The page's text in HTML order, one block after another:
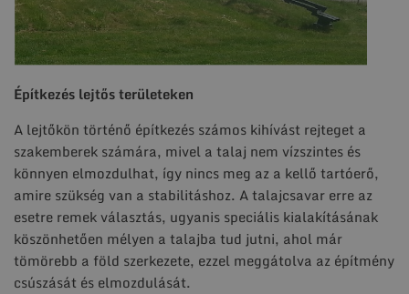
Építkezés lejtős területeken
A lejtőkön történő építkezés számos kihívást rejteget a
szakemberek számára, mivel a talaj nem vízszintes és
könnyen elmozdulhat, így nincs meg az a kellő tartóerő,
amire szükség van a stabilitáshoz. A talajcsavar erre az
esetre remek választás, ugyanis speciális kialakításának
köszönhetően mélyen a talajba tud jutni, ahol már
tömörebb a föld szerkezete, ezzel meggátolva az építmény
csúszását és elmozdulását.